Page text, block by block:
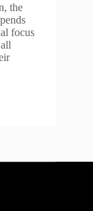
the
focus